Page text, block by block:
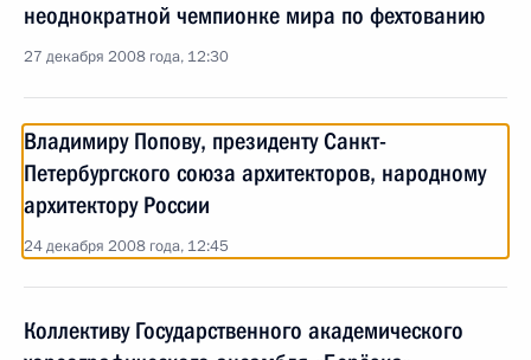
неоднократной чемпионке мира по фехтованию
27 декабря 2008 года, 12:30
Владимиру Попову, президенту Санкт-
Петербургского союза архитекторов, народному
архитектору России
24 декабря 2008 года, 12:45
Коллективу Государственного академического